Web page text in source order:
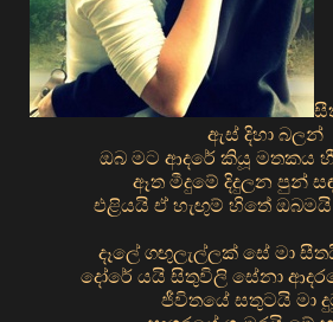
ඇස් දිහා බලන්
ඔබ මට ආදරේ කියූ මතකය
ඈත මීදුමේ දිදුලන පුන්
එළියයි ඒ හැඟුම් හිතේ
දෑලේ ගඟුලැල්ලක් සේ මා
දෝරේ යයි සිතුවිලි සේනා
ජීවිතයේ සතුටයි මා